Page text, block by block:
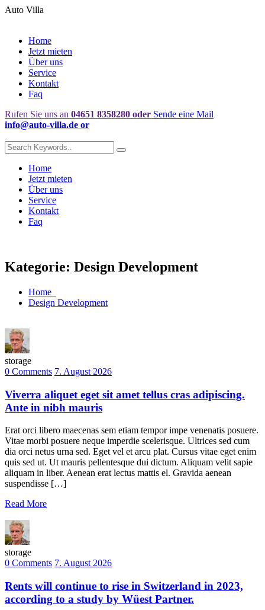
Auto Villa
Home
Jetzt mieten
Über uns
Service
Kontakt
Faq
Rufen Sie uns an 04651 8358280 oder Sende eine Mail
info@auto-villa.de or
Home
Jetzt mieten
Über uns
Service
Kontakt
Faq
Kategorie: Design Development
Home
Design Development
storage
0 Comments 7. August 2026
Viverra aliquet eget sit amet tellus cras adipiscing.
Ante in nibh mauris
Erat orci libero maecenas sem etiam tempor impe venenatis posuere.
Vitae morbi posuere neque imperdie scelerisque. Ultrices sed cum
dia orci netus urna sed. Eget vel et arcu plat. Cursus vitae eget enim
quis sed ut. Ut mauris pellentesque dui dictum. Aliquam velit sapie
aliquam in liber. Aenean erat lectus mattis el. Gravida aenean
suspendisse […]
Read More
storage
0 Comments 7. August 2026
Rents will continue to rise in Switzerland in 2023,
according to a study by Wüest Partner.